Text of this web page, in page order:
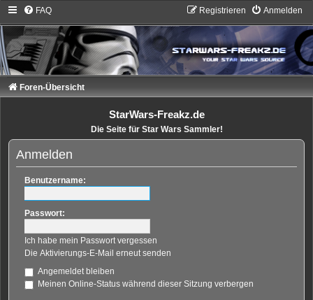
FAQ Anmelden
Registrieren
Foren-Übersicht
StarWars-Freakz.de
Die Seite für Star Wars Sammler!
Anmelden
Benutzername:
Passwort:
Ich habe mein Passwort vergessen
Die Aktivierungs-E-Mail erneut senden
Angemeldet bleiben
Meinen Online-Status während dieser Sitzung verbergen